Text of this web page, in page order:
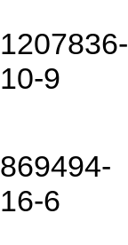
1207836-
10-9
869494-
16-6